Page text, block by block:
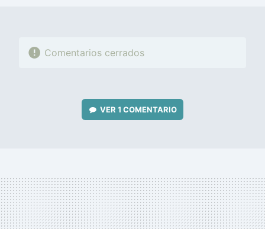
Comentarios cerrados
VER 1 COMENTARIO